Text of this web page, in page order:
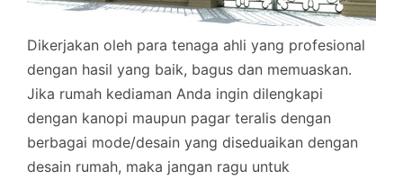
Dikerjakan oleh para tenaga ahli yang profesional
dengan hasil yang baik, bagus dan memuaskan.
Jika rumah kediaman Anda ingin dilengkapi
dengan kanopi maupun pagar teralis dengan
berbagai mode/desain yang diseduaikan dengan
desain rumah, maka jangan ragu untuk